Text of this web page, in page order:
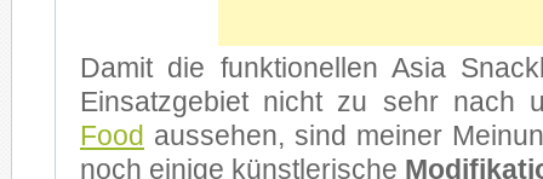
Da­mit die funk­tio­nel­len Asia
Ein­satz­ge­biet nicht zu sehr nach
Food aus­se­hen, sind mei­ner
noch ei­ni­ge künst­le­ri­sche